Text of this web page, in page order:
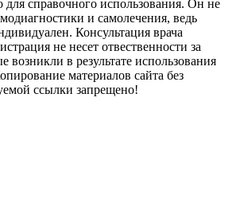
для справочного использования. Он не
и самолечения, ведь
Консультация врача
не несет отвественности за
возникли в результате использования
материалов сайта без
ссылки запрещено!